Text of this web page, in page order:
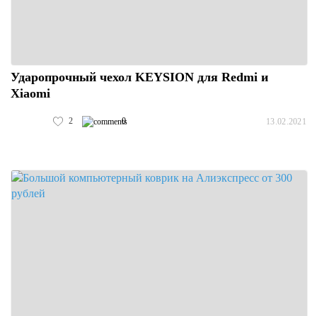
Ударопрочный чехол KEYSION для Redmi и
Xiaomi
2 0 13.02.2021